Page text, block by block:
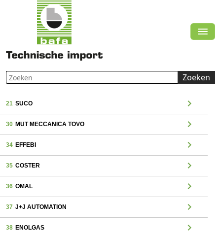
Zoeken
21 SUCO chevron_right
30 MUT MECCANICA TOVO chevron_right
34 EFFEBI chevron_right
35 COSTER chevron_right
36 OMAL chevron_right
37 J+J AUTOMATION chevron_right
38 ENOLGAS chevron_right